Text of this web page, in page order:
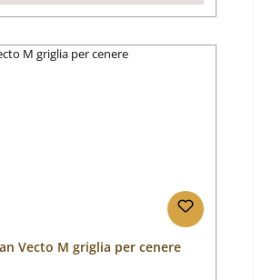
Vecto M griglia per cenere